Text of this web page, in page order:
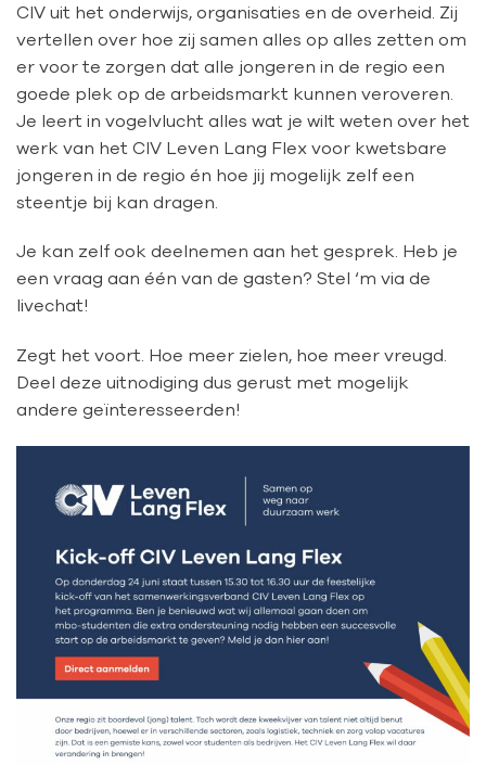
CIV uit het onderwijs, organisaties en de overheid. Zij
vertellen over hoe zij samen alles op alles zetten om
er voor te zorgen dat alle jongeren in de regio een
goede plek op de arbeidsmarkt kunnen veroveren.
Je leert in vogelvlucht alles wat je wilt weten over het
werk van het CIV Leven Lang Flex voor kwetsbare
jongeren in de regio én hoe jij mogelijk zelf een
steentje bij kan dragen.
Je kan zelf ook deelnemen aan het gesprek. Heb je
een vraag aan één van de gasten? Stel ‘m via de
livechat!
Zegt het voort. Hoe meer zielen, hoe meer vreugd.
Deel deze uitnodiging dus gerust met mogelijk
andere geïnteresseerden!